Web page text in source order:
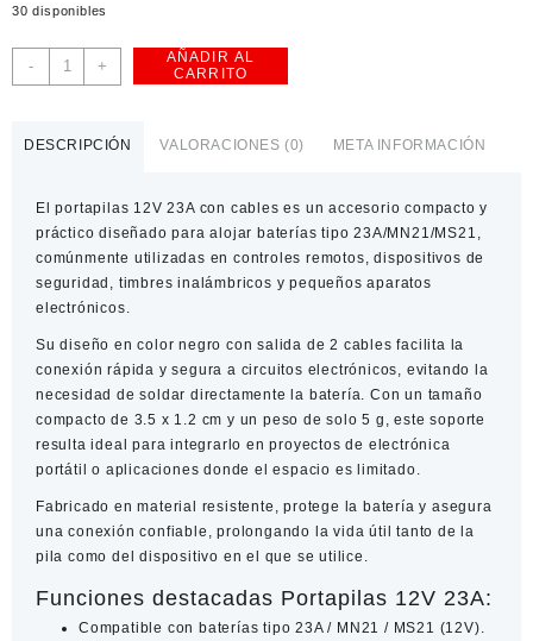
30 disponibles
-
Portapilas
12V
Color
Negro
cantidad
+
AÑADIR AL
CARRITO
DESCRIPCIÓN VALORACIONES (0) META INFORMACIÓN
Elportapilas 12V 23A con cables es un accesorio compacto y
práctico diseñado para alojar baterías tipo 23A/MN21/MS21,
comúnmente utilizadas en controles remotos, dispositivos de
seguridad, timbres inalámbricos y pequeños aparatos
electrónicos.
Su diseño en color negro con salida de 2 cables facilita la
conexión rápida y segura a circuitos electrónicos, evitando la
necesidad de soldar directamente la batería. Con un tamaño
compacto de 3.5 x 1.2 cm y un peso de solo 5 g, este soporte
resulta ideal para integrarlo en proyectos de electrónica
portátil o aplicaciones donde el espacio es limitado.
Fabricado en material resistente, protege la batería y asegura
una conexión confiable, prolongando la vida útil tanto de la
pila como del dispositivo en el que se utilice.
Funciones destacadas Portapilas 12V 23A:
Compatible con baterías tipo 23A / MN21 / MS21 (12V).